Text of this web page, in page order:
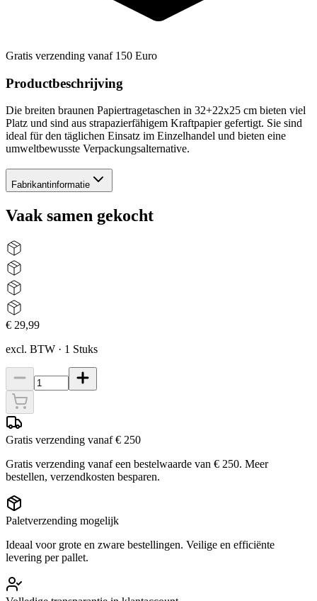
Gratis verzending vanaf 150 Euro
Productbeschrijving
Die breiten braunen Papiertragetaschen in 32+22x25 cm bieten viel
Platz und sind aus strapazierfähigem Kraftpapier gefertigt. Sie sind
ideal für den täglichen Einsatz im Einzelhandel und bieten eine
umweltbewusste Verpackungsalternative.
Fabrikantinformatie
Vaak samen gekocht
€ 29,99
excl. BTW · 1 Stuks
Gratis verzending vanaf € 250
Gratis verzending vanaf een bestelwaarde van € 250. Meer
bestellen, verzendkosten besparen.
Paletverzending mogelijk
Ideaal voor grote en zware bestellingen. Veilige en efficiënte
levering per pallet.